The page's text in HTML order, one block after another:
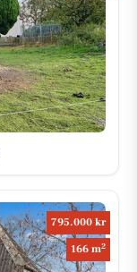
795.000 kr
166 m2